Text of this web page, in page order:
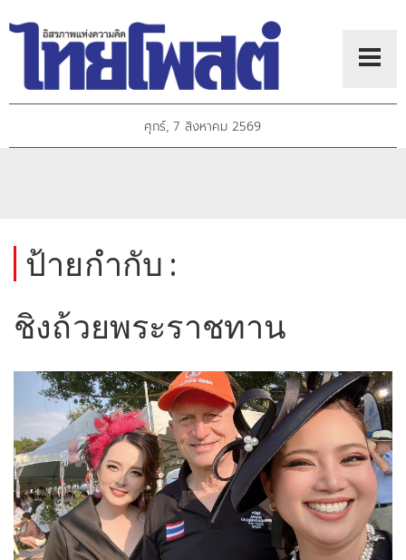
ศุกร์, 7 สิงหาคม 2569
ป้ายกำกับ :
ชิงถ้วยพระราชทาน